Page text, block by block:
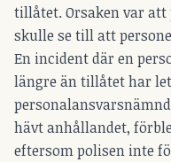
tillåtet. Orsaken var
skulle se till att
En incident där en
längre än tillåtet har
hävt anhållandet,
eftersom polisen inte